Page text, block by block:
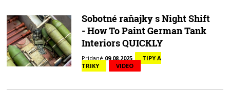
Sobotné raňajky s Night Shift
- How To Paint German Tank
Interiors QUICKLY
Pridané09.08.2025
TIPY A
TRIKY
VIDEO